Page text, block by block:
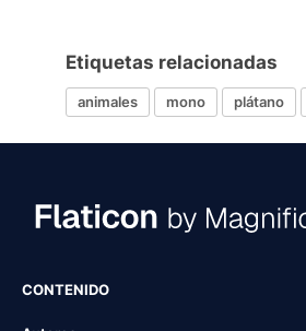
Etiquetas relacionadas
animales mono plátano
CONTENIDO